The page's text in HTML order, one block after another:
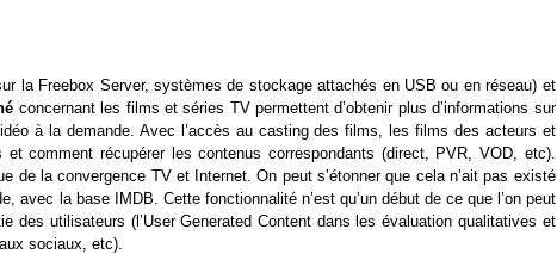
la Freebox Server, systèmes de stockage attachés en USB ou en réseau) et
concernant les films et séries TV permettent d’obtenir plus d’informations sur
à la demande. Avec l’accès au casting des films, les films des acteurs et
comment récupérer les contenus correspondants (direct, PVR, VOD, etc).
de la convergence TV et Internet. On peut s’étonner que cela n’ait pas existé
la base IMDB. Cette fonctionnalité n’est qu’un début de ce que l’on peut
des utilisateurs (l’User Generated Content dans les évaluation qualitatives et
sociaux, etc).